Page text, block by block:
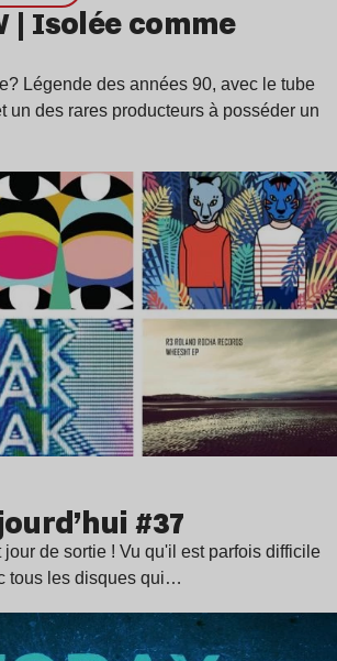
| Isolée comme
Légende des années 90, avec le tube
un des rares producteurs à posséder un
#37
de sortie ! Vu qu'il est parfois difficile
tous les disques qui…